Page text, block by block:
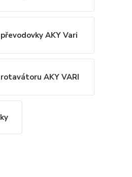
AKY Vari
AKY VARI